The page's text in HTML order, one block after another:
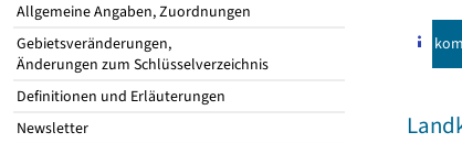
Allgemeine Angaben, Zuordnungen
Gebietsveränderungen,
Änderungen zum Schlüsselverzeichnis
Definitionen und Erläuterungen
Newsletter